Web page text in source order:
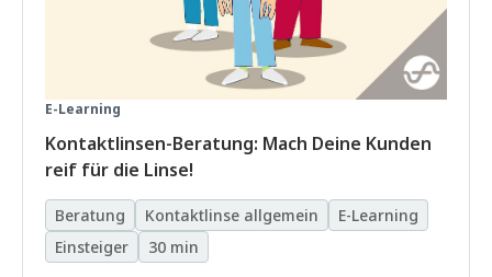
E-Learning
Kontaktlinsen-Beratung: Mach Deine Kunden
reif für die Linse!
Beratung Kontaktlinse allgemein
E-Learning
Einsteiger
30 min